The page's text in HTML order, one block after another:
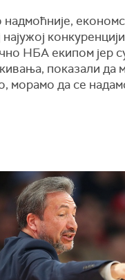
НБА екипом јер
показали да
морамо да се